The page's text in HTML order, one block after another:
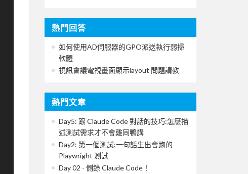
熱門回答
如何使用AD伺服器的GPO派送執行弱掃
軟體
視訊會議電視畫面顯示layout 問題請教
熱門文章
Day5: 跟 Claude Code 對話的技巧:怎麼描
述測試需求才不會雞同鴨講
Day2: 第一個測試:一句話生出會跑的
Playwright 測試
Day 02 - 側錄 Claude Code！